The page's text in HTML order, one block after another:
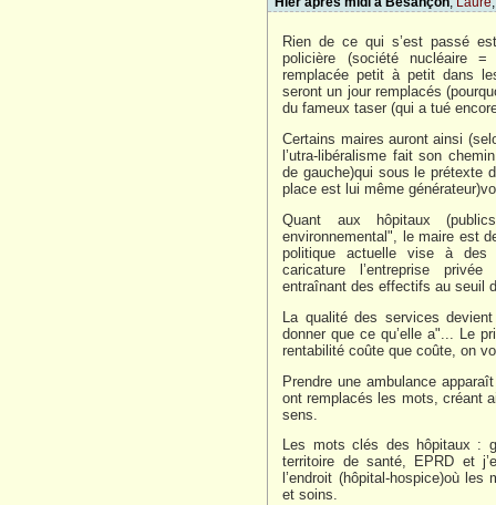
Rien de ce qui s’est passé
policière (société nucléaire
remplacée petit à petit dans
seront un jour remplacés
du fameux taser (qui a tué
Certains maires auront ainsi
l’utra-libéralisme fait son
de gauche)qui sous le prétexte
place est lui même
Quant aux hôpitaux
environnemental", le maire est
politique actuelle vise à des
caricature l’entreprise
entraînant des effectifs au seuil
La qualité des services
donner que ce qu’elle a"... Le
rentabilité coûte que coûte, on
Prendre une ambulance
ont remplacés les mots, créant
sens.
Les mots clés des hôpitaux :
territoire de santé, EPRD et
l’endroit (hôpital-hospice)où
et soins.